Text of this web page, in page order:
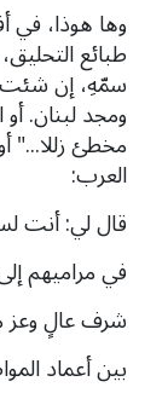
وها هوذا، في
طبائع
سمّهِ، إن شئت،
ومجد لبنان.
مخطئ زللا..."
العرب:
قال لي: أنت
في مراميهم
شرف عالٍ وعز
بين أعماد